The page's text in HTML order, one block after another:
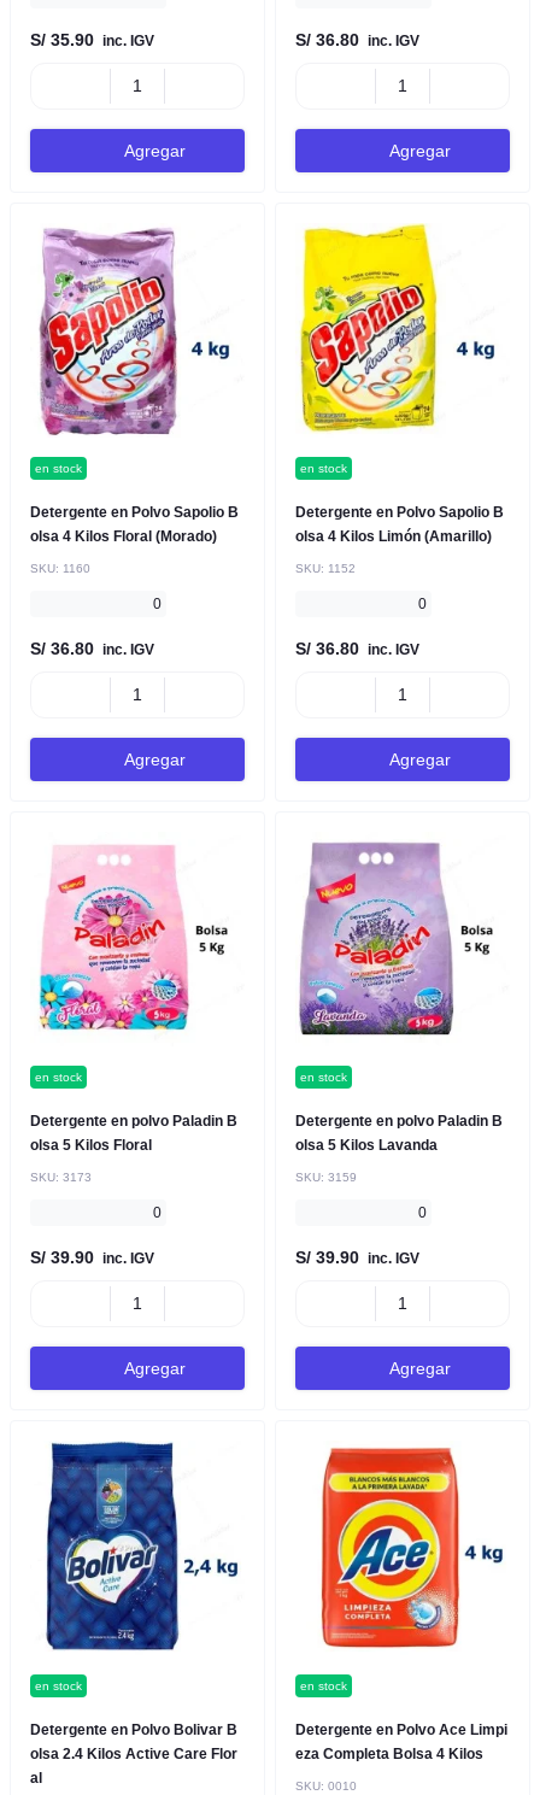
S/ 35.90 inc. IGV
Agregar
S/ 36.80 inc. IGV
Agregar
en stock
Detergente en Polvo Sapolio B
olsa 4 Kilos Floral (Morado)
SKU: 1160
0
S/ 36.80 inc. IGV
Agregar
en stock
Detergente en Polvo Sapolio B
olsa 4 Kilos Limón (Amarillo)
SKU: 1152
0
S/ 36.80 inc. IGV
Agregar
en stock
Detergente en polvo Paladin B
olsa 5 Kilos Floral
SKU: 3173
0
S/ 39.90 inc. IGV
Agregar
en stock
Detergente en polvo Paladin B
olsa 5 Kilos Lavanda
SKU: 3159
0
S/ 39.90 inc. IGV
Agregar
en stock
Detergente en Polvo Bolivar B
olsa 2.4 Kilos Active Care Flor
al
en stock
Detergente en Polvo Ace Limpi
eza Completa Bolsa 4 Kilos
SKU: 0010